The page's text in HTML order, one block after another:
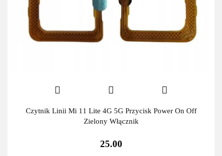
Czytnik Linii Mi 11 Lite 4G 5G Przycisk Power On Off
Zielony Włącznik
25.00